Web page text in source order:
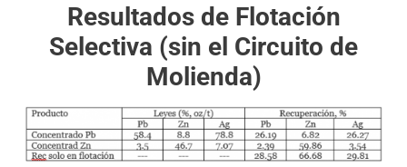
Resultados de Flotación
Selectiva (sin el Circuito de
Molienda)